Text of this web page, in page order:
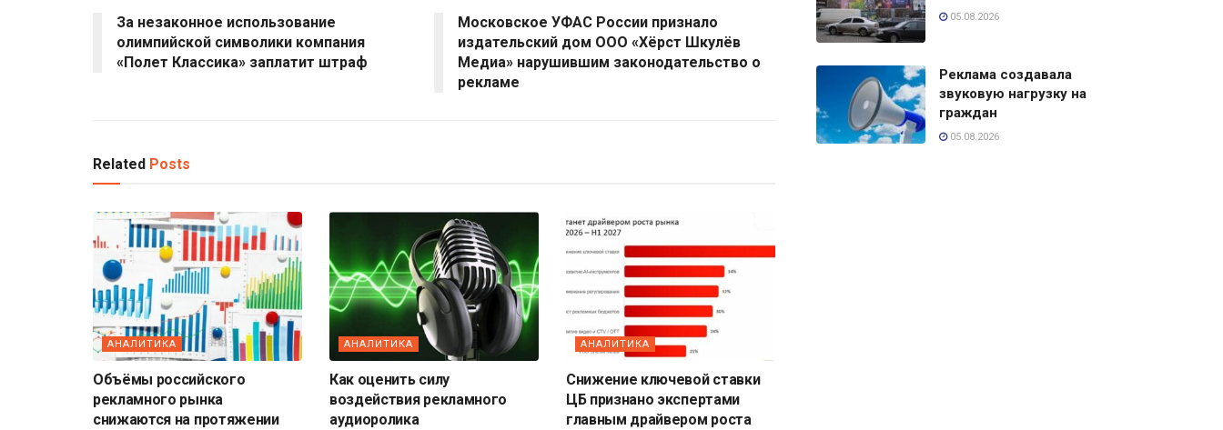
За незаконное использование
олимпийской символики компания
«Полет Классика» заплатит штраф
Московское УФАС России признало
издательский дом ООО «Хёрст Шкулёв
Медиа» нарушившим законодательство о
рекламе
Related Posts
АНАЛИТИКА
Объёмы российского
рекламного рынка
снижаются на протяжении
АНАЛИТИКА
Как оценить силу
воздействия рекламного
аудиоролика
АНАЛИТИКА
Снижение ключевой ставки
ЦБ признано экспертами
главным драйвером роста
05.08.2026
Реклама создавала
звуковую нагрузку на
граждан
05.08.2026